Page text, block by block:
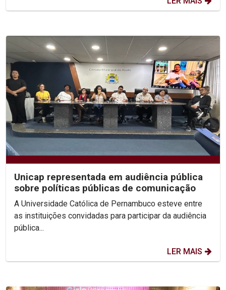
Unicap representada em audiência pública
sobre políticas públicas de comunicação
A Universidade Católica de Pernambuco esteve entre
as instituições convidadas para participar da audiência
pública...
LER MAIS